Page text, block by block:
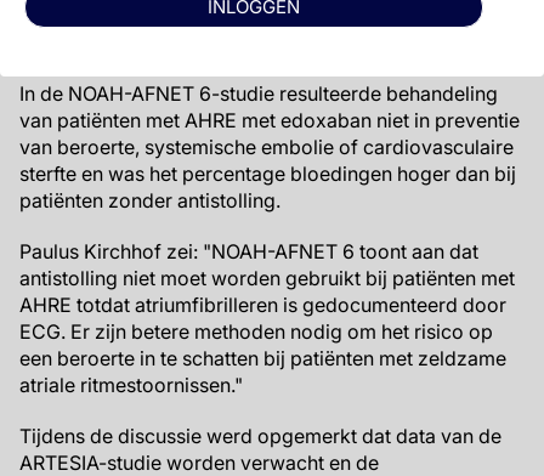
INLOGGEN
In de NOAH-AFNET 6-studie resulteerde behandeling
van patiënten met AHRE met edoxaban niet in preventie
van beroerte, systemische embolie of cardiovasculaire
sterfte en was het percentage bloedingen hoger dan bij
patiënten zonder antistolling.
Paulus Kirchhof zei: "NOAH-AFNET 6 toont aan dat
antistolling niet moet worden gebruikt bij patiënten met
AHRE totdat atriumfibrilleren is gedocumenteerd door
ECG. Er zijn betere methoden nodig om het risico op
een beroerte in te schatten bij patiënten met zeldzame
atriale ritmestoornissen."
Tijdens de discussie werd opgemerkt dat data van de
ARTESIA-studie worden verwacht en de